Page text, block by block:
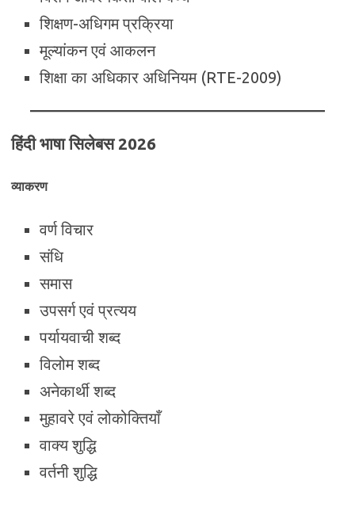
शिक्षण-अधिगम प्रक्रिया
मूल्यांकन एवं आकलन
शिक्षा का अधिकार अधिनियम (RTE-2009)
हिंदी भाषा सिलेबस 2026
व्याकरण
वर्ण विचार
संधि
समास
उपसर्ग एवं प्रत्यय
पर्यायवाची शब्द
विलोम शब्द
अनेकार्थी शब्द
मुहावरे एवं लोकोक्तियाँ
वाक्य शुद्धि
वर्तनी शुद्धि